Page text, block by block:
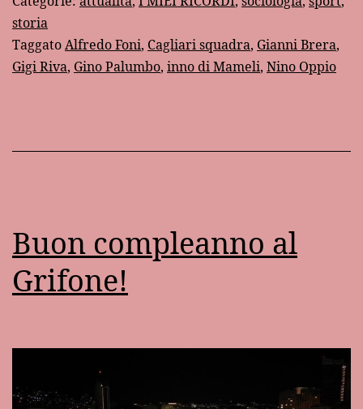
storia
TaggatoAlfredo Foni, Cagliari squadra, Gianni Brera,
Gigi Riva, Gino Palumbo, inno di Mameli, Nino Oppio
Buon compleanno al
Grifone!